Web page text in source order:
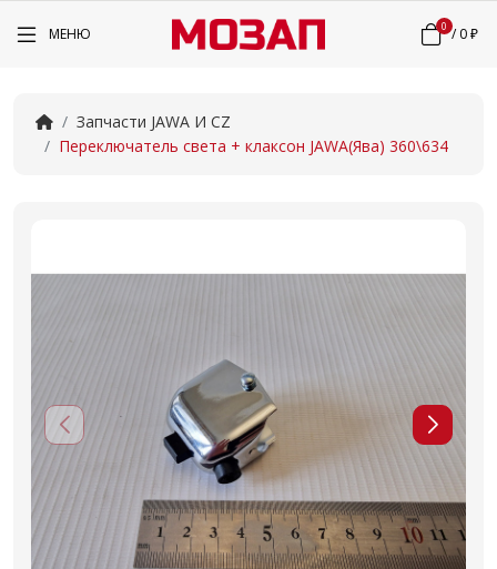
МЕНЮ 0 /0 ₽
Запчасти JAWA И CZ
Переключатель света + клаксон JAWA(Ява) 360\634